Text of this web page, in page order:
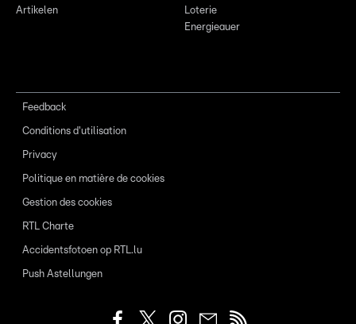
Artikelen
Loterie
Energieauer
Feedback
Conditions d'utilisation
Privacy
Politique en matière de cookies
Gestion des cookies
RTL Charte
Accidentsfotoen op RTL.lu
Push Astellungen